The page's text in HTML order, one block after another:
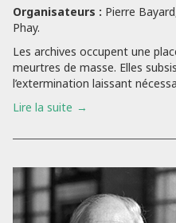
Organisateurs : Pierre
Phay.
Les archives occupent une
meurtres de masse. Elles
l’extermination laissant
Lire la suite